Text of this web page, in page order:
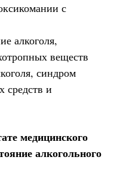
с
алкоголя,
веществ
синдром
средств и
медицинского
алкогольного